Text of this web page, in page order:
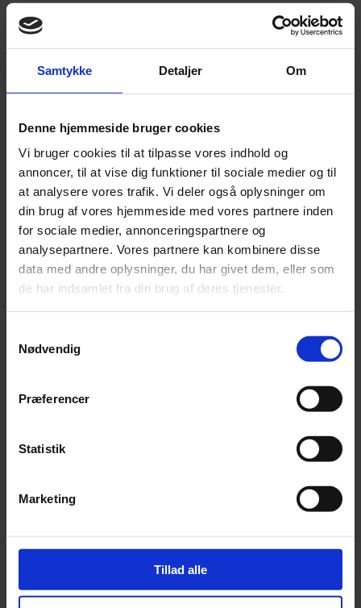
Samtykke Detaljer Om
Denne hjemmeside bruger cookies
Vi bruger cookies til at tilpasse vores indhold og
annoncer, til at vise dig funktioner til sociale medier og til
at analysere vores trafik. Vi deler også oplysninger om
din brug af vores hjemmeside med vores partnere inden
for sociale medier, annonceringspartnere og
analysepartnere. Vores partnere kan kombinere disse
data med andre oplysninger, du har givet dem, eller som
de har indsamlet fra din brug af deres tjenester.
Nødvendig
Præferencer
Statistik
Marketing
Tillad alle